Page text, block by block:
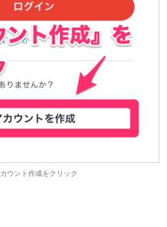
ウント作成をクリック